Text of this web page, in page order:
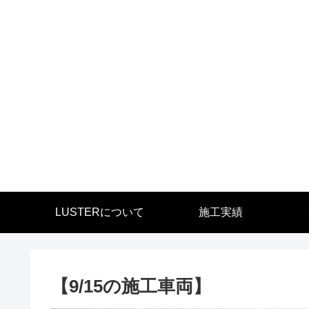
LUSTERについて 施工実績
【9/15の施工車両】